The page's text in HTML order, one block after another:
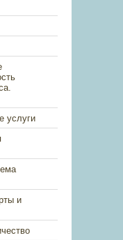
услуги
и